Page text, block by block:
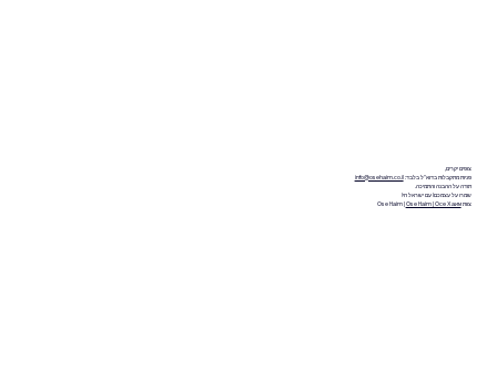
צופים יקרים,
פניות מתקבלות בדוא"ל בלבד:info@osehaim.co.il
תודה על ההבנה והתמיכה.
שמרו על עצמכם! עם ישראל חי!
צוות Ose Haim |Ose Haim | Осе Хаим